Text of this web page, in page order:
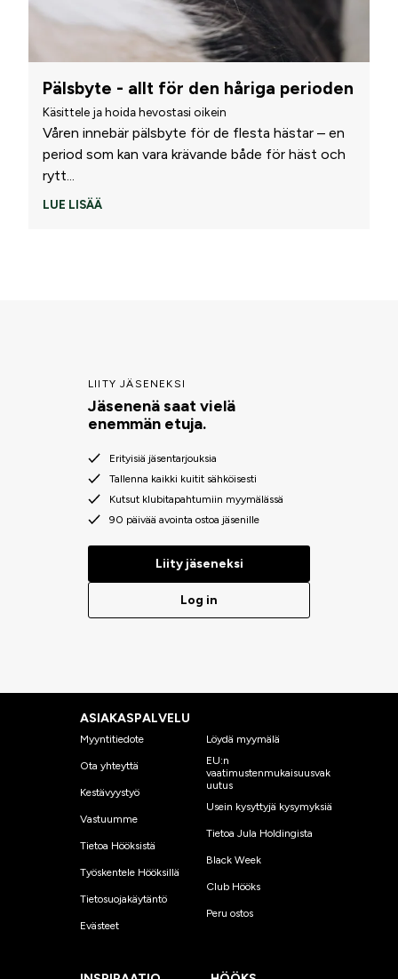
Pälsbyte - allt för den håriga perioden
Käsittele ja hoida hevostasi oikein
Våren innebär pälsbyte för de flesta hästar – en
period som kan vara krävande både för häst och
rytt...
LUE LISÄÄ
LIITY JÄSENEKSI
Jäsenenä saat vielä
enemmän etuja.
Erityisiä jäsentarjouksia
Tallenna kaikki kuitit sähköisesti
Kutsut klubitapahtumiin myymälässä
90 päivää avointa ostoa jäsenille
Liity jäseneksi
Log in
ASIAKASPALVELU
Myyntitiedote
Ota yhteyttä
Kestävyystyö
Vastuumme
Tietoa Hööksistä
Työskentele Hööksillä
Tietosuojakäytäntö
Evästeet
Löydä myymälä
EU:n
vaatimustenmukaisuusvak
uutus
Usein kysyttyjä kysymyksiä
Tietoa Jula Holdingista
Black Week
Club Hööks
Peru ostos